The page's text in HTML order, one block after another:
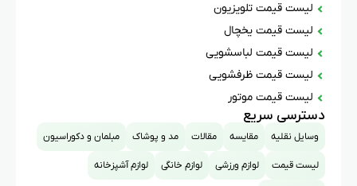
لیست قیمت تلویزیون
لیست قیمت یخچال
لیست قیمت لباسشویی
لیست قیمت ظرفشویی
لیست قیمت موتور
دسترسی سریع
وسایل نقلیه مقایسه مقالات مد و پوشاک مبلمان و دکوراسیون
لیست قیمت لوازم ورزشی لوازم خانگی لوازم آشپزخانه